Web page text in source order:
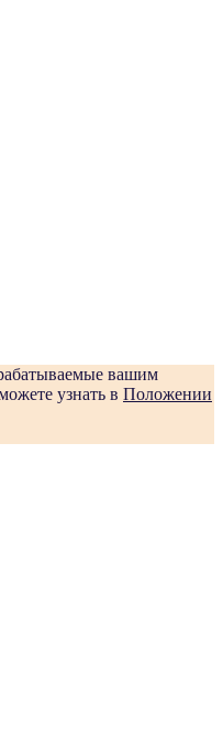
вашим
узнать в Положении